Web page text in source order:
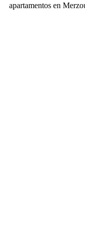
apartamentos en